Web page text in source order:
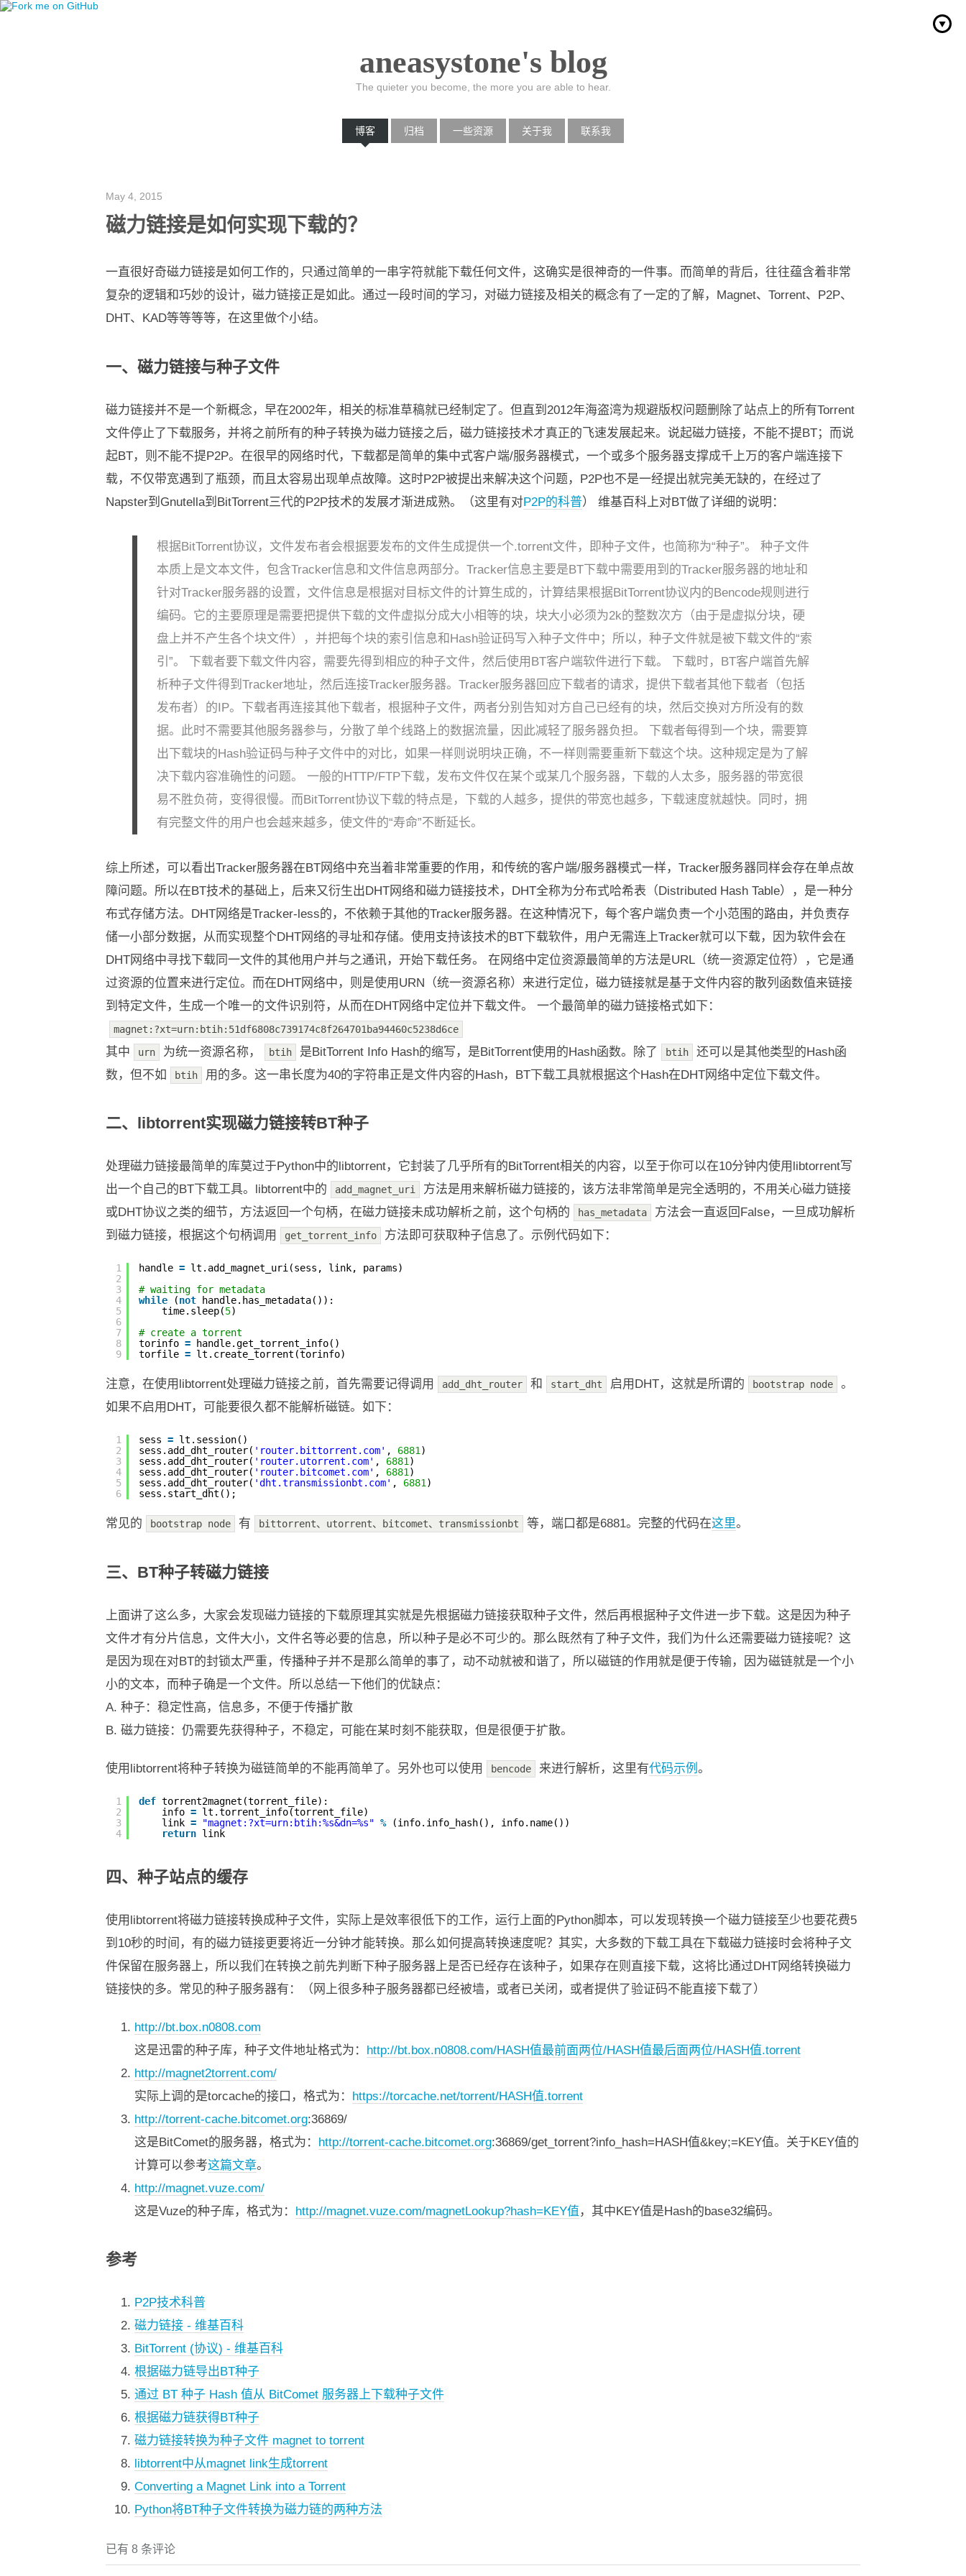
aneasystone's blog
The quieter you become, the more you are able to hear.
博客 归档 一些资源 关于我 联系我
May 4, 2015
磁力链接是如何实现下载的？
一直很好奇磁力链接是如何工作的，只通过简单的一串字符就能下载任何文件，这确实是很神奇的一件事。而简单的背后，往往蕴含着非常
复杂的逻辑和巧妙的设计，磁力链接正是如此。通过一段时间的学习，对磁力链接及相关的概念有了一定的了解，Magnet、Torrent、P2P、
DHT、KAD等等等等，在这里做个小结。
一、磁力链接与种子文件
磁力链接并不是一个新概念，早在2002年，相关的标准草稿就已经制定了。但直到2012年海盗湾为规避版权问题删除了站点上的所有Torrent
文件停止了下载服务，并将之前所有的种子转换为磁力链接之后，磁力链接技术才真正的飞速发展起来。说起磁力链接，不能不提BT；而说
起BT，则不能不提P2P。在很早的网络时代，下载都是简单的集中式客户端/服务器模式，一个或多个服务器支撑成千上万的客户端连接下
载，不仅带宽遇到了瓶颈，而且太容易出现单点故障。这时P2P被提出来解决这个问题，P2P也不是一经提出就完美无缺的，在经过了
Napster到Gnutella到BitTorrent三代的P2P技术的发展才渐进成熟。（这里有对P2P的科普） 维基百科上对BT做了详细的说明：
根据BitTorrent协议，文件发布者会根据要发布的文件生成提供一个.torrent文件，即种子文件，也简称为“种子”。 种子文件
本质上是文本文件，包含Tracker信息和文件信息两部分。Tracker信息主要是BT下载中需要用到的Tracker服务器的地址和
针对Tracker服务器的设置，文件信息是根据对目标文件的计算生成的，计算结果根据BitTorrent协议内的Bencode规则进行
编码。它的主要原理是需要把提供下载的文件虚拟分成大小相等的块，块大小必须为2k的整数次方（由于是虚拟分块，硬
盘上并不产生各个块文件），并把每个块的索引信息和Hash验证码写入种子文件中；所以，种子文件就是被下载文件的“索
引”。 下载者要下载文件内容，需要先得到相应的种子文件，然后使用BT客户端软件进行下载。 下载时，BT客户端首先解
析种子文件得到Tracker地址，然后连接Tracker服务器。Tracker服务器回应下载者的请求，提供下载者其他下载者（包括
发布者）的IP。下载者再连接其他下载者，根据种子文件，两者分别告知对方自己已经有的块，然后交换对方所没有的数
据。此时不需要其他服务器参与，分散了单个线路上的数据流量，因此减轻了服务器负担。 下载者每得到一个块，需要算
出下载块的Hash验证码与种子文件中的对比，如果一样则说明块正确，不一样则需要重新下载这个块。这种规定是为了解
决下载内容准确性的问题。 一般的HTTP/FTP下载，发布文件仅在某个或某几个服务器，下载的人太多，服务器的带宽很
易不胜负荷，变得很慢。而BitTorrent协议下载的特点是，下载的人越多，提供的带宽也越多，下载速度就越快。同时，拥
有完整文件的用户也会越来越多，使文件的“寿命”不断延长。
综上所述，可以看出Tracker服务器在BT网络中充当着非常重要的作用，和传统的客户端/服务器模式一样，Tracker服务器同样会存在单点故
障问题。所以在BT技术的基础上，后来又衍生出DHT网络和磁力链接技术，DHT全称为分布式哈希表（Distributed Hash Table），是一种分
布式存储方法。DHT网络是Tracker-less的，不依赖于其他的Tracker服务器。在这种情况下，每个客户端负责一个小范围的路由，并负责存
储一小部分数据，从而实现整个DHT网络的寻址和存储。使用支持该技术的BT下载软件，用户无需连上Tracker就可以下载，因为软件会在
DHT网络中寻找下载同一文件的其他用户并与之通讯，开始下载任务。 在网络中定位资源最简单的方法是URL（统一资源定位符），它是通
过资源的位置来进行定位。而在DHT网络中，则是使用URN（统一资源名称）来进行定位，磁力链接就是基于文件内容的散列函数值来链接
到特定文件，生成一个唯一的文件识别符，从而在DHT网络中定位并下载文件。 一个最简单的磁力链接格式如下：
magnet:?xt=urn:btih:51df6808c739174c8f264701ba94460c5238d6ce
其中 urn 为统一资源名称， btih 是BitTorrent Info Hash的缩写，是BitTorrent使用的Hash函数。除了 btih
还可以是其他类型的Hash函
数，但不如
btih 用的多。这一串长度为40的字符串正是文件内容的Hash，BT下载工具就根据这个Hash在DHT网络中定位下载文件。
二、libtorrent实现磁力链接转BT种子
处理磁力链接最简单的库莫过于Python中的libtorrent，它封装了几乎所有的BitTorrent相关的内容，以至于你可以在10分钟内使用libtorrent写
出一个自己的BT下载工具。libtorrent中的
add_magnet_uri
方法是用来解析磁力链接的，该方法非常简单是完全透明的，不用关心磁力链接
或DHT协议之类的细节，方法返回一个句柄，在磁力链接未成功解析之前，这个句柄的
has_metadata
方法会一直返回False，一旦成功解析
到磁力链接，根据这个句柄调用
get_torrent_info 方法即可获取种子信息了。示例代码如下：
1
2
3
4
5
6
7
8
9
handle = lt.add_magnet_uri(sess, link, params)
# waiting for metadata
while
(not
handle.has_metadata()):
time.sleep(5)
# create a torrent
torinfo =
handle.get_torrent_info()
torfile = lt.create_torrent(torinfo)
注意，在使用libtorrent处理磁力链接之前，首先需要记得调用 add_dht_router 和 start_dht 启用DHT，这就是所谓的 bootstrap node
。
如果不启用DHT，可能要很久都不能解析磁链。如下：
1
2
3
4
5
6
sess = lt.session()
sess.add_dht_router( 'router.bittorrent.com' , 6881)
sess.add_dht_router( 'router.utorrent.com' , 6881)
sess.add_dht_router( 'router.bitcomet.com' , 6881)
sess.add_dht_router( 'dht.transmissionbt.com' , 6881)
sess.start_dht();
常见的 bootstrap node 有 bittorrent、utorrent、bitcomet、transmissionbt 等，端口都是6881。完整的代码在这里。
三、BT种子转磁力链接
上面讲了这么多，大家会发现磁力链接的下载原理其实就是先根据磁力链接获取种子文件，然后再根据种子文件进一步下载。这是因为种子
文件才有分片信息，文件大小，文件名等必要的信息，所以种子是必不可少的。那么既然有了种子文件，我们为什么还需要磁力链接呢？这
是因为现在对BT的封锁太严重，传播种子并不是那么简单的事了，动不动就被和谐了，所以磁链的作用就是便于传输，因为磁链就是一个小
小的文本，而种子确是一个文件。所以总结一下他们的优缺点：
A. 种子：稳定性高，信息多，不便于传播扩散
B. 磁力链接：仍需要先获得种子，不稳定，可能在某时刻不能获取，但是很便于扩散。
使用libtorrent将种子转换为磁链简单的不能再简单了。另外也可以使用 bencode 来进行解析，这里有代码示例 。
1
2
3
4
def torrent2magnet(torrent_file):
info = lt.torrent_info(torrent_file)
link = "magnet:?xt=urn:btih:%s&dn=%s" %
(info.info_hash(), info.name())
return link
四、种子站点的缓存
使用libtorrent将磁力链接转换成种子文件，实际上是效率很低下的工作，运行上面的Python脚本，可以发现转换一个磁力链接至少也要花费5
到10秒的时间，有的磁力链接更要将近一分钟才能转换。那么如何提高转换速度呢？其实，大多数的下载工具在下载磁力链接时会将种子文
件保留在服务器上，所以我们在转换之前先判断下种子服务器上是否已经存在该种子，如果存在则直接下载，这将比通过DHT网络转换磁力
链接快的多。常见的种子服务器有：（网上很多种子服务器都已经被墙，或者已关闭，或者提供了验证码不能直接下载了）
http://bt.box.n0808.com
这是迅雷的种子库，种子文件地址格式为： http://bt.box.n0808.com/HASH值最前面两位/HASH值最后面两位/HASH值.torrent
http://magnet2torrent.com/
实际上调的是torcache的接口，格式为： https://torcache.net/torrent/HASH值.torrent
http://torrent-cache.bitcomet.org:36869/
这是BitComet的服务器，格式为： http://torrent-cache.bitcomet.org:36869/get_torrent?info_hash=HASH值&key;=KEY值。关于KEY值的
计算可以参考这篇文章。
http://magnet.vuze.com/
这是Vuze的种子库，格式为： http://magnet.vuze.com/magnetLookup?hash=KEY值 ，其中KEY值是Hash的base32编码。
参考
P2P技术科普
磁力链接 - 维基百科
BitTorrent (协议) - 维基百科
根据磁力链导出BT种子
通过 BT 种子 Hash 值从 BitComet 服务器上下载种子文件
根据磁力链获得BT种子
磁力链接转换为种子文件 magnet to torrent
libtorrent中从magnet link生成torrent
Converting a Magnet Link into a Torrent
Python将BT种子文件转换为磁力链的两种方法
已有 8 条评论